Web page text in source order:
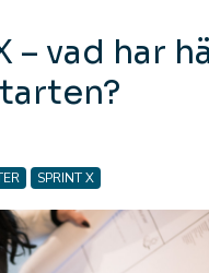
– vad har
SPRINT X